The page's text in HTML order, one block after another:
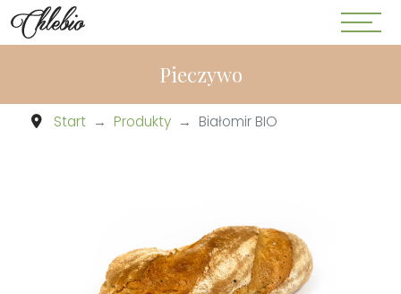
Pieczywo
Start Produkty Białomir BIO